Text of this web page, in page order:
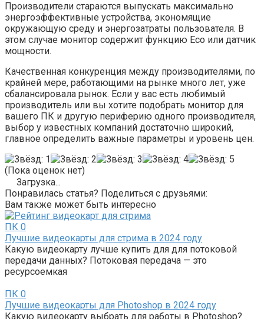
Производители стараются выпускать максимально
энергоэффективные устройства, экономящие
окружающую среду и энергозатраты пользователя. В
этом случае монитор содержит функцию Eco или датчик
мощности.
Качественная конкуренция между производителями, по
крайней мере, работающими на рынке много лет, уже
сбалансировала рынок. Если у вас есть любимый
производитель или вы хотите подобрать монитор для
вашего ПК и другую периферию одного производителя,
выбор у известных компаний достаточно широкий,
главное определить важные параметры и уровень цен.
(Пока оценок нет)
Загрузка...
Понравилась статья? Поделиться с друзьями:
Вам также может быть интересно
ПК 0
Лучшие видеокарты для стрима в 2024 году
Какую видеокарту лучше купить для для потоковой
передачи данных? Потоковая передача — это
ресурсоемкая
ПК 0
Лучшие видеокарты для Photoshop в 2024 году
Какую видеокарту выбрать для работы в Photoshop?